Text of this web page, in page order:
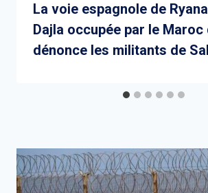
La voie espagnole de
Dajla occupée par le Maroc
dénonce les militants de